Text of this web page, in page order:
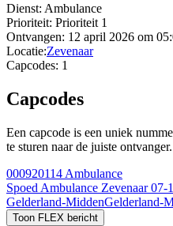
Dienst: Ambulance
Prioriteit: Prioriteit 1
Ontvangen: 12 april 2026 om
Locatie:Zevenaar
Capcodes: 1
Capcodes
Een capcode is een uniek
te sturen naar de juiste ontvanger.
000920114 Ambulance
Spoed Ambulance Zevenaar 07-
Gelderland-MiddenGelderland-
Toon FLEX bericht